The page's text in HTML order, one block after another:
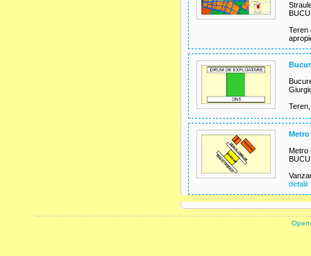
Teren
Metro
Metro
detalii